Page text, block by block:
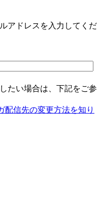
アドレスを入力してくだ
たい場合は、下記をご参
配信先の変更方法を知り